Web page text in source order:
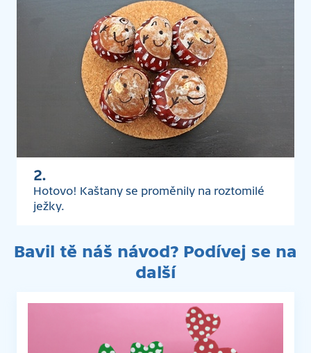
2.
Hotovo! Kaštany se proměnily na roztomilé
ježky.
Bavil tě náš návod? Podívej se na
další